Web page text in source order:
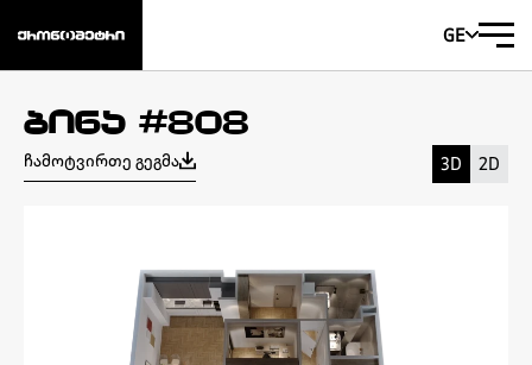
GE
ბინა #808
ჩამოტვირთე გეგმა 3D 2D